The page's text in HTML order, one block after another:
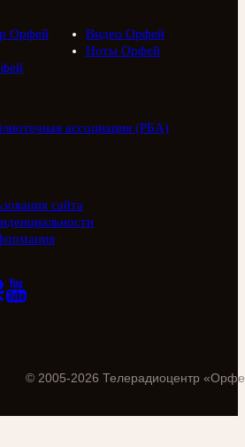
Орфей
Видео Орфей
Ноты Орфей
ассоциация (РБА)
сайта
© 2005-2026 Телерадиоцентр